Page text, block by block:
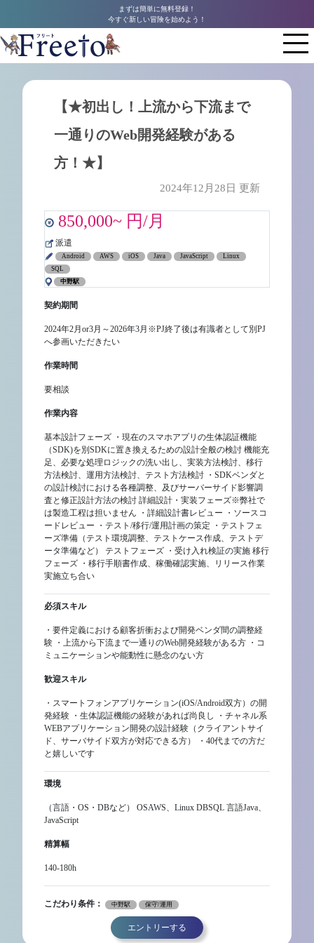
まずは簡単に無料登録！
今すぐ新しい冒険を始めよう！
【★初出し！上流から下流まで
一通りのWeb開発経験がある
方！★】
2024年12月28日 更新
850,000~ 円/月
派遣
Android AWS iOS Java JavaScript
Linux
SQL
中野駅
契約期間
2024年2月or3月～2026年3月※PJ終了後は有識者として別PJ
へ参画いただきたい
作業時間
要相談
作業内容
基本設計フェーズ ・現在のスマホアプリの生体認証機能
（SDK)を別SDKに置き換えるための設計全般の検討 機能充
足、必要な処理ロジックの洗い出し、実装方法検討、移行
方法検討、運用方法検討、テスト方法検討 ・SDKベンダと
の設計検討における各種調整、及びサーバーサイド影響調
査と修正設計方法の検討 詳細設計・実装フェーズ※弊社で
は製造工程は担いません ・詳細設計書レビュー ・ソースコ
ードレビュー ・テスト/移行/運用計画の策定 ・テストフェ
ーズ準備（テスト環境調整、テストケース作成、テストデ
ータ準備など） テストフェーズ ・受け入れ検証の実施 移行
フェーズ ・移行手順書作成、稼働確認実施、リリース作業
実施立ち合い
必須スキル
・要件定義における顧客折衝および開発ベンダ間の調整経
験 ・上流から下流まで一通りのWeb開発経験がある方 ・コ
ミュニケーションや能動性に懸念のない方
歓迎スキル
・スマートフォンアプリケーション(iOS/Android双方）の開
発経験 ・生体認証機能の経験があれば尚良し ・チャネル系
WEBアプリケーション開発の設計経験（クライアントサイ
ド、サーバサイド双方が対応できる方） ・40代までの方だ
と嬉しいです
環境
（言語・OS・DBなど） OSAWS、Linux DBSQL 言語Java、
JavaScript
精算幅
140-180h
こだわり条件： 中野駅 保守/運用
エントリーする